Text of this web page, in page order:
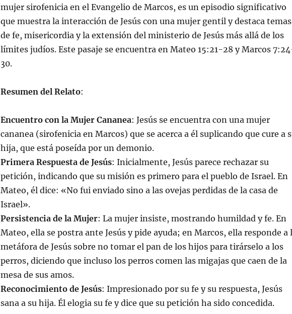
mujer sirofenicia en el Evangelio de Marcos, es un episodio significativo
que muestra la interacción de Jesús con una mujer gentil y destaca temas
de fe, misericordia y la extensión del ministerio de Jesús más allá de los
límites judíos. Este pasaje se encuentra en Mateo 15:21-28 y Marcos
30.
Resumen del Relato:
Encuentro con la Mujer Cananea: Jesús se encuentra con una mujer
cananea (sirofenicia en Marcos) que se acerca a él suplicando que cure a
hija, que está poseída por un demonio.
Primera Respuesta de Jesús: Inicialmente, Jesús parece rechazar su
petición, indicando que su misión es primero para el pueblo de Israel. En
Mateo, él dice: «No fui enviado sino a las ovejas perdidas de la casa de
Israel».
Persistencia de la Mujer: La mujer insiste, mostrando humildad y fe. En
Mateo, ella se postra ante Jesús y pide ayuda; en Marcos, ella responde a
metáfora de Jesús sobre no tomar el pan de los hijos para tirárselo a los
perros, diciendo que incluso los perros comen las migajas que caen de la
mesa de sus amos.
Reconocimiento de Jesús: Impresionado por su fe y su respuesta, Jesús
sana a su hija. Él elogia su fe y dice que su petición ha sido concedida.